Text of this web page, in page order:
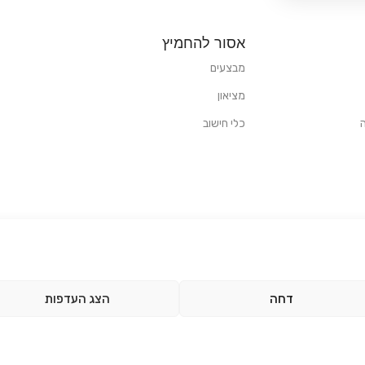
דחה הצג העדפות
אסור להחמיץ
מבצעים
מציאון
כלי חישוב